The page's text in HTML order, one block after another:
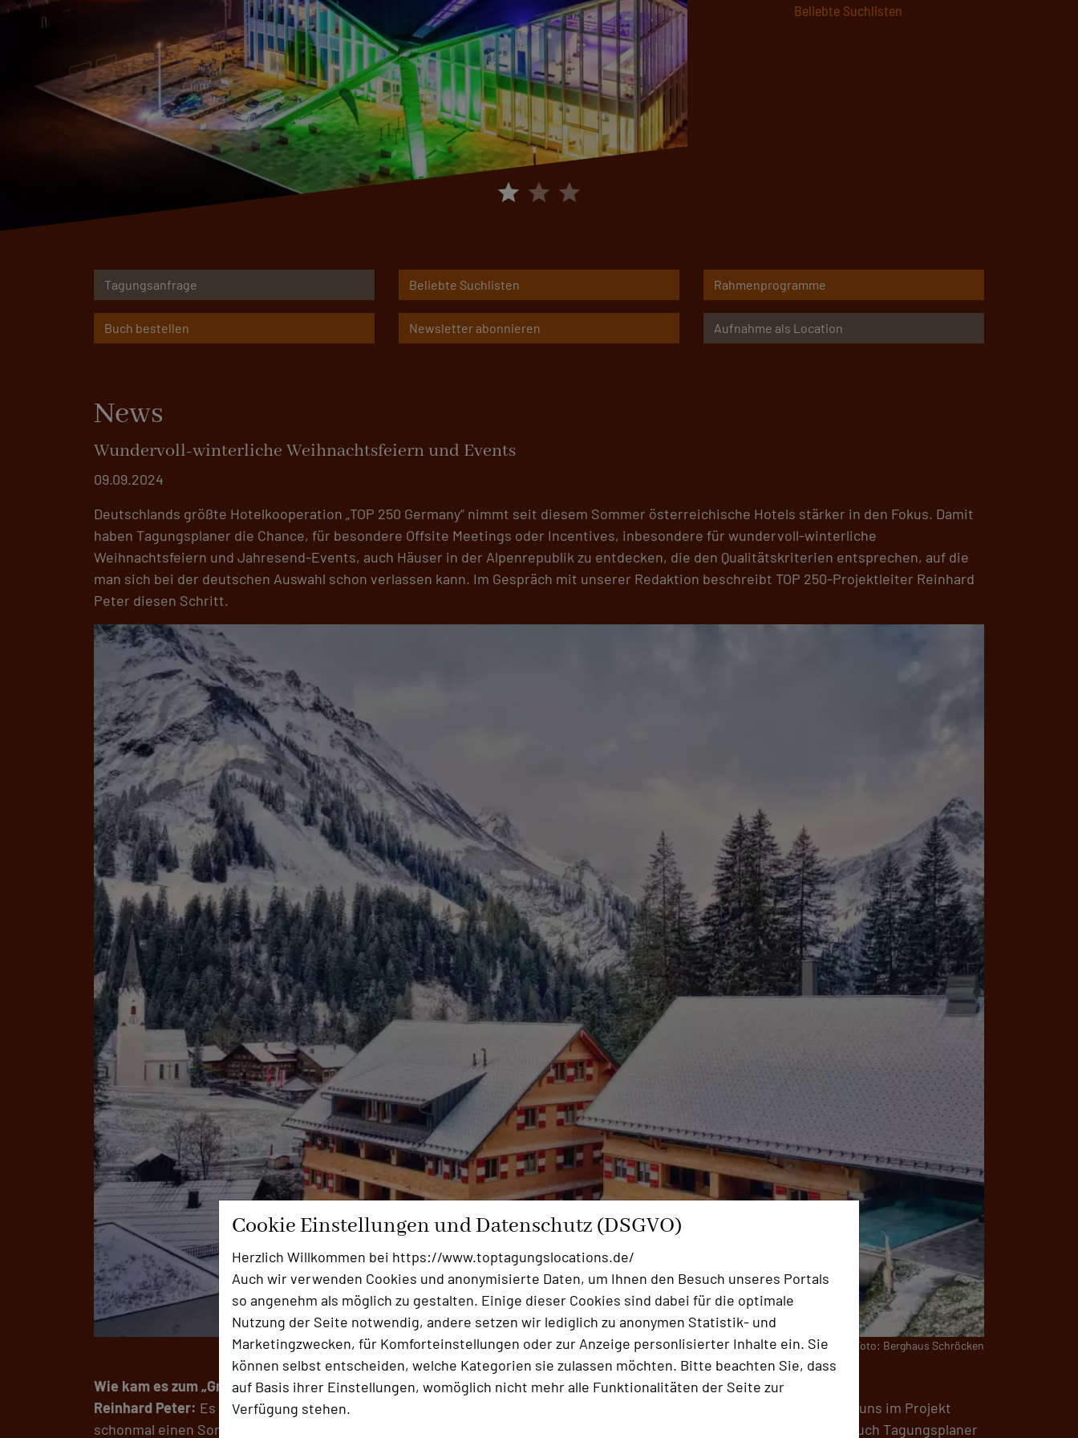
Cookie Einstellungen und Datenschutz (DSGVO)
Herzlich Willkommen bei https://www.toptagungslocations.de/
Auch wir verwenden Cookies und anonymisierte Daten, um Ihnen den Besuch unseres Portals
so angenehm als möglich zu gestalten. Einige dieser Cookies sind dabei für die optimale
Nutzung der Seite notwendig, andere setzen wir lediglich zu anonymen Statistik- und
Marketingzwecken, für Komforteinstellungen oder zur Anzeige personlisierter Inhalte ein. Sie
können selbst entscheiden, welche Kategorien sie zulassen möchten. Bitte beachten Sie, dass
auf Basis ihrer Einstellungen, womöglich nicht mehr alle Funktionalitäten der Seite zur
Verfügung stehen.
star star star
Hier starten
Tagungsanfrage Beliebte Suchlisten Rahmenprogramme
Buch bestellen Newsletter abonnieren Aufnahme als Location
News
Wundervoll-winterliche Weihnachtsfeiern und Events
09.09.2024
Deutschlands größte Hotelkooperation „TOP 250 Germany“ nimmt seit diesem Sommer österreichische Hotels stärker in den Fokus. Damit
haben Tagungsplaner die Chance, für besondere Offsite Meetings oder Incentives, inbesondere für wundervoll-winterliche
Weihnachtsfeiern und Jahresend-Events, auch Häuser in der Alpenrepublik zu entdecken, die den Qualitätskriterien entsprechen, auf die
man sich bei der deutschen Auswahl schon verlassen kann. Im Gespräch mit unserer Redaktion beschreibt TOP 250-Projektleiter Reinhard
Peter diesen Schritt.
Foto: Berghaus Schröcken
Wie kam es zum „Grenzübertritt“ der Besten Tagungshotels in Deutschland nach Österreich?
Reinhard Peter: Es ist ein Kapitel, das sich eigentlich über rund 20 Jahre hinzieht. Es gab vor über einem Jahrzehnt bei uns im Projekt
schonmal einen Sonderteil „Top-Tagungshotels in Europa“ – allerdings mit der falschen Erwartung von uns, dass damit auch Tagungsplaner